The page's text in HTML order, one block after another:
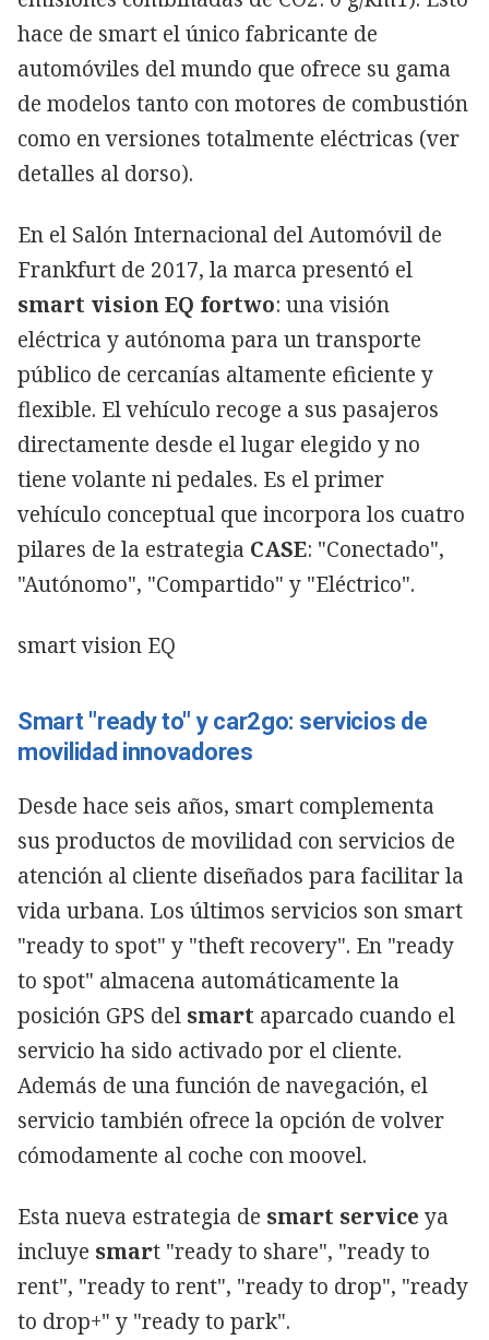
hace de smart el único fabricante de
automóviles del mundo que ofrece su gama
de modelos tanto con motores de combustión
como en versiones totalmente eléctricas (ver
detalles al dorso).
En el Salón Internacional del Automóvil de
Frankfurt de 2017, la marca presentó el
smart vision EQ fortwo: una visión
eléctrica y autónoma para un transporte
público de cercanías altamente eficiente y
flexible. El vehículo recoge a sus pasajeros
directamente desde el lugar elegido y no
tiene volante ni pedales. Es el primer
vehículo conceptual que incorpora los cuatro
pilares de la estrategia CASE: "Conectado",
"Autónomo", "Compartido" y "Eléctrico".
smart vision EQ
Smart "ready to" y car2go: servicios de
movilidad innovadores
Desde hace seis años, smart complementa
sus productos de movilidad con servicios de
atención al cliente diseñados para facilitar la
vida urbana. Los últimos servicios son smart
"ready to spot" y "theft recovery". En "ready
to spot" almacena automáticamente la
posición GPS del smart aparcado cuando el
servicio ha sido activado por el cliente.
Además de una función de navegación, el
servicio también ofrece la opción de volver
cómodamente al coche con moovel.
Esta nueva estrategia de smart service ya
incluye smart "ready to share", "ready to
rent", "ready to rent", "ready to drop", "ready
to drop+" y "ready to park".